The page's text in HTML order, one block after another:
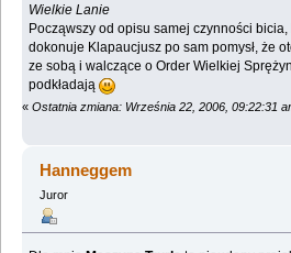
Wielkie Lanie
Począwszy od opisu samej czynności bicia,
dokonuje Klapaucjusz po sam pomysł, że
ze sobą i walczące o Order Wielkiej
podkładają
« Ostatnia zmiana: Września 22, 2006, 09:22:31
Hanneggem
Juror